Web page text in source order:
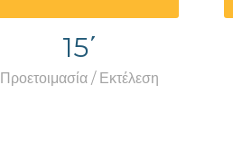
15΄
Προετοιμασία / Εκτέλεση